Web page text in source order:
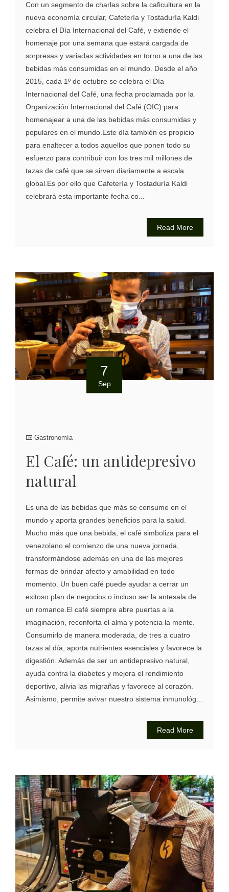
Con un segmento de charlas sobre la caficultura en la
nueva economía circular, Cafetería y Tostaduría Kaldi
celebra el Día Internacional del Café, y extiende el
homenaje por una semana que estará cargada de
sorpresas y variadas actividades en torno a una de las
bebidas más consumidas en el mundo. Desde el año
2015, cada 1º de octubre se celebra el Día
Internacional del Café, una fecha proclamada por la
Organización Internacional del Café (OIC) para
homenajear a una de las bebidas más consumidas y
populares en el mundo.Este día también es propicio
para enaltecer a todos aquellos que ponen todo su
esfuerzo para contribuir con los tres mil millones de
tazas de café que se sirven diariamente a escala
global.Es por ello que Cafetería y Tostaduría Kaldi
celebrará esta importante fecha co...
Read More
7
Sep
Gastronomía
El Café: un antidepresivo
natural
Es una de las bebidas que más se consume en el
mundo y aporta grandes beneficios para la salud.
Mucho más que una bebida, el café simboliza para el
venezolano el comienzo de una nueva jornada,
transformándose además en una de las mejores
formas de brindar afecto y amabilidad en todo
momento. Un buen café puede ayudar a cerrar un
exitoso plan de negocios o incluso ser la antesala de
un romance.El café siempre abre puertas a la
imaginación, reconforta el alma y potencia la mente.
Consumirlo de manera moderada, de tres a cuatro
tazas al día, aporta nutrientes esenciales y favorece la
digestión. Además de ser un antidepresivo natural,
ayuda contra la diabetes y mejora el rendimiento
deportivo, alivia las migrañas y favorece al corazón.
Asimismo, permite avivar nuestro sistema inmunológ...
Read More